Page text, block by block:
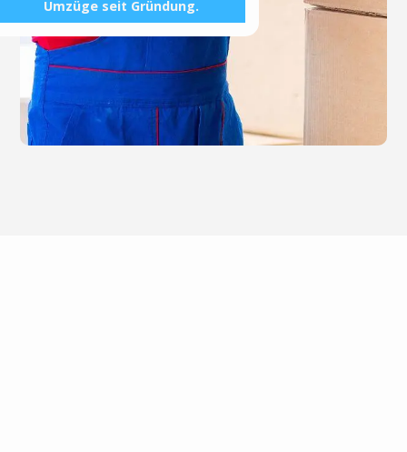
Umzüge seit Gründung.